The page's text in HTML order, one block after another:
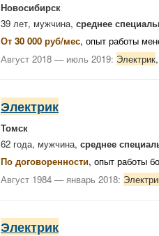
Новосибирск
39 лет, мужчина, среднее
От 30 000 руб/мес, опыт работы
Август 2018 — июль 2019: Электрик
Электрик
Томск
62 года, мужчина, среднее
По договоренности, опыт работы
Август 1984 — январь 2018:
Электрик